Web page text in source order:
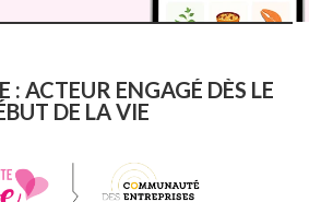
: ACTEUR ENGAGÉ DÈS LE
DE LA VIE